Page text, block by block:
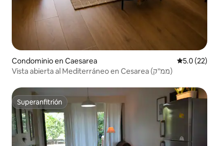
Condominio en Caesarea Calificación
5.0 (22)
Vista abierta al Mediterráneo en Cesarea (ממ״ק)
Superanfitrión
Superanfitrión